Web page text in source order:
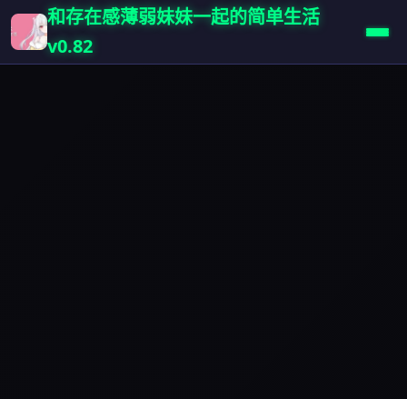
和存在感薄弱妹妹一起的简单生活
v0.82